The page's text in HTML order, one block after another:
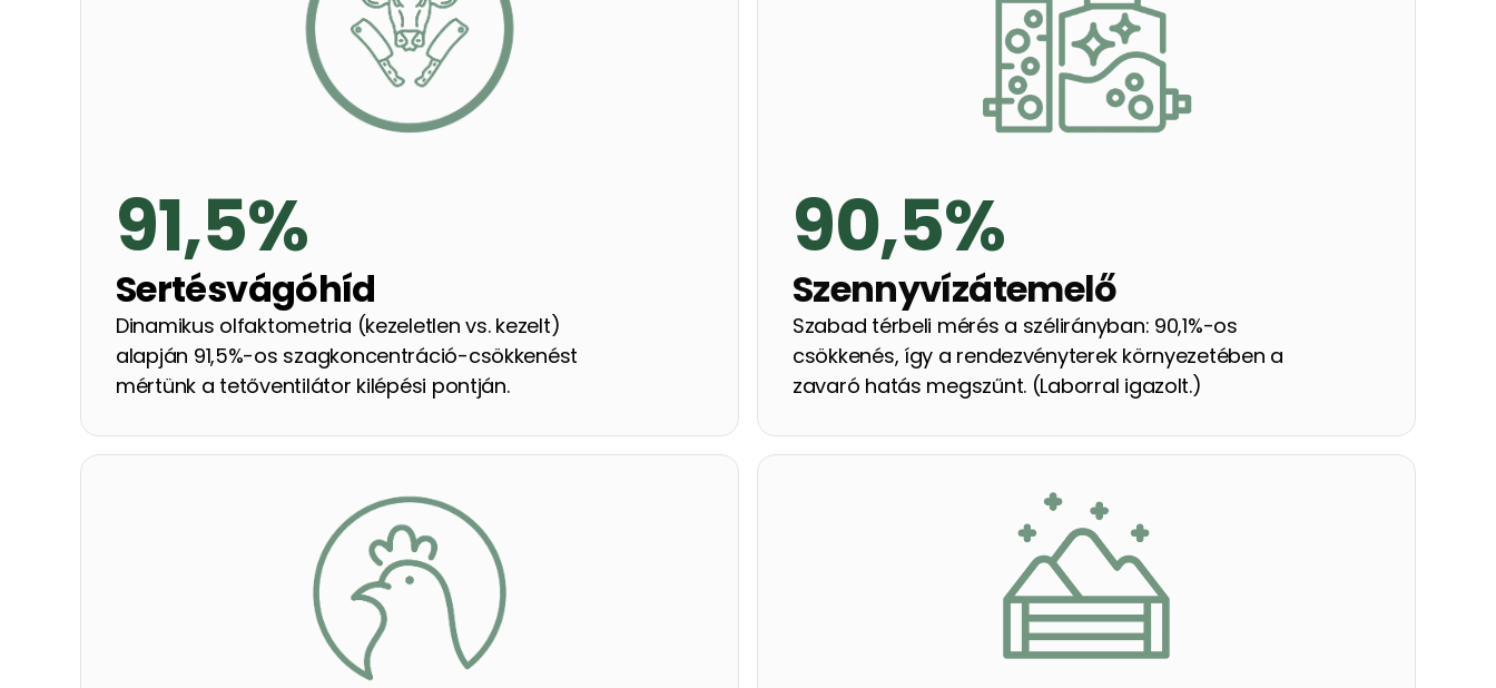
91,5%
Sertésvágóhíd
Dinamikus olfaktometria (kezeletlen vs. kezelt)
alapján 91,5%-os szagkoncentráció-csökkenést
mértünk a tetőventilátor kilépési pontján.
90,5%
Szennyvízátemelő
Szabad térbeli mérés a szélirányban: 90,1%-os
csökkenés, így a rendezvényterek környezetében a
zavaró hatás megszűnt. (Laborral igazolt.)